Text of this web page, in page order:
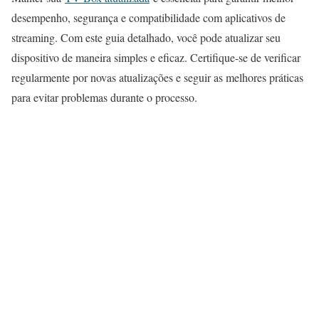
desempenho, segurança e compatibilidade com aplicativos de
streaming. Com este guia detalhado, você pode atualizar seu
dispositivo de maneira simples e eficaz. Certifique-se de verificar
regularmente por novas atualizações e seguir as melhores práticas
para evitar problemas durante o processo.